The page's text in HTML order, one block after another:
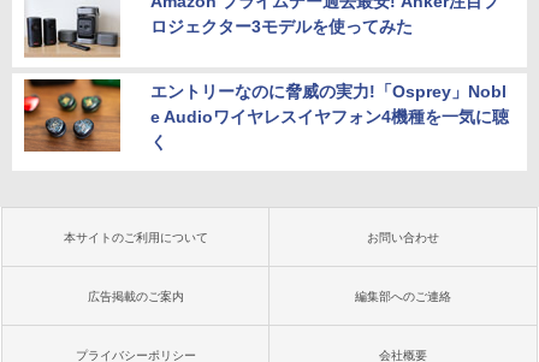
ロジェクター3モデルを使ってみた
エントリーなのに脅威の実力!「Osprey」Nobl
e Audioワイヤレスイヤフォン4機種を一気に聴
く
本サイトのご利用について お問い合わせ
広告掲載のご案内 編集部へのご連絡
プライバシーポリシー 会社概要